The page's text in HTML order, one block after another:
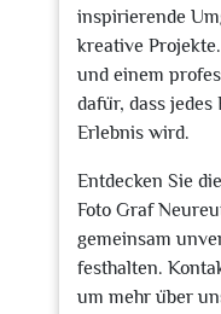
inspirierende
kreative
und einem
dafür, dass
Erlebnis wird.
Entdecken Sie
Foto Graf
gemeinsam
festhalten.
um mehr über